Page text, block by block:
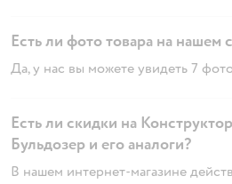
Есть ли фото товара на нашем
Да, у нас вы можете увидеть 7
Есть ли скидки на
Бульдозер и его аналоги?
В нашем интернет-магазине